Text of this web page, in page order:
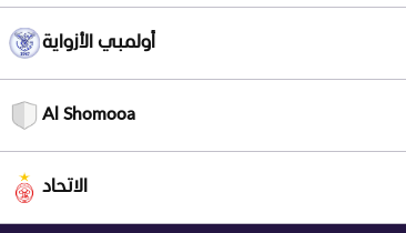
أولمبي الأزواية
Al Shomooa
الاتحاد